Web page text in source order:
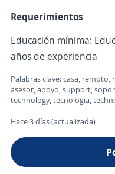
Requerimientos
Educación mínima:
años de experiencia
Palabras clave: casa,
asesor, apoyo, support,
technology, tecnologia,
Hace 3 días (actualizada)